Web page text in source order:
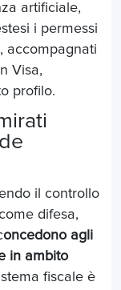
artificiale,
i permessi
accompagnati
Visa,
profilo.
il controllo
difesa,
oncedono agli
in ambito
fiscale è